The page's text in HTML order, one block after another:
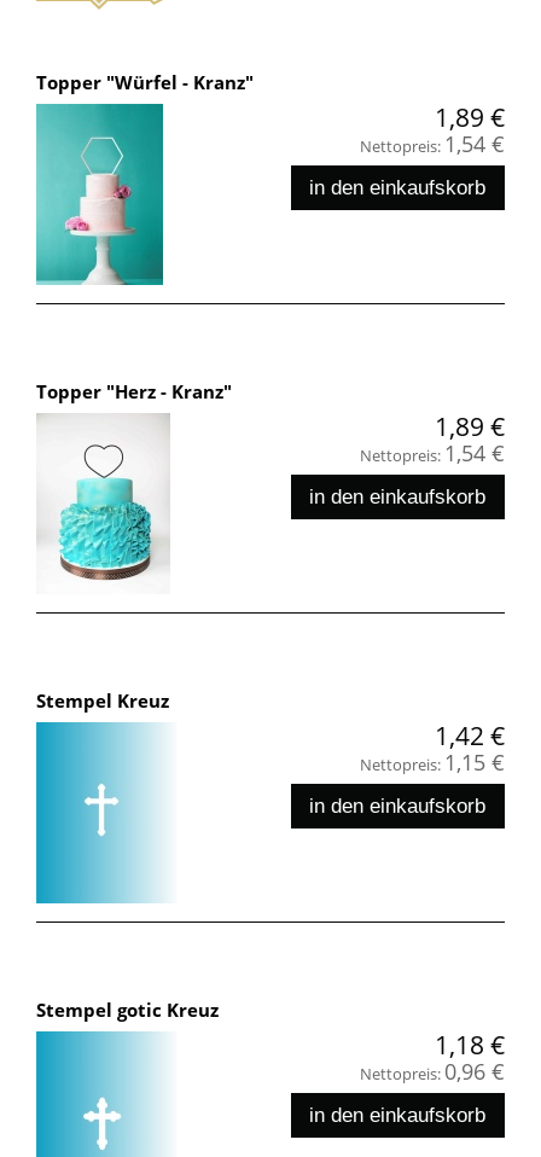
Topper "Würfel - Kranz"
1,89 €
Nettopreis: 1,54 €
in den einkaufskorb
Topper "Herz - Kranz"
1,89 €
Nettopreis: 1,54 €
in den einkaufskorb
Stempel Kreuz
1,42 €
Nettopreis: 1,15 €
in den einkaufskorb
Stempel gotic Kreuz
1,18 €
Nettopreis: 0,96 €
in den einkaufskorb